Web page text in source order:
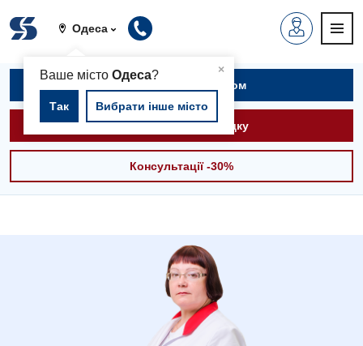
Одеса
×
Ваше містоОдеса?
Так Вибрати інше місто
Записатися на прийом
Викликати швидку
Консультації -30%